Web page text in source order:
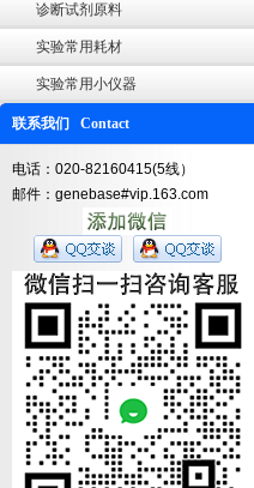
诊断试剂原料
实验常用耗材
实验常用小仪器
联系我们 Contact
电话：020-82160415(5线）
邮件：genebase#vip.163.com